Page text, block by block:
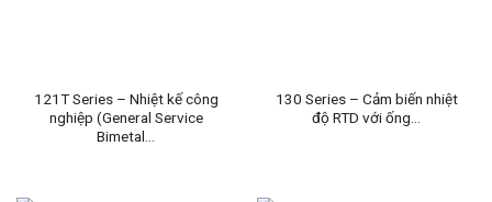
121T Series – Nhiệt kế công
nghiệp (General Service
Bimetal…
130 Series – Cảm biến nhiệt
độ RTD với ống…